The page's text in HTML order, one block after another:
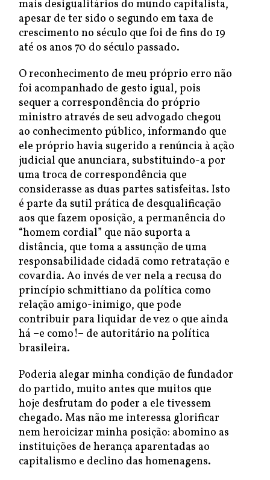
mais desigualitários do mundo capitalista,
apesar de ter sido o segundo em taxa de
crescimento no século que foi de fins do 19
até os anos 70 do século passado.
O reconhecimento de meu próprio erro não
foi acompanhado de gesto igual, pois
sequer a correspondência do próprio
ministro através de seu advogado chegou
ao conhecimento público, informando que
ele próprio havia sugerido a renúncia à ação
judicial que anunciara, substituindo-a por
uma troca de correspondência que
considerasse as duas partes satisfeitas. Isto
é parte da sutil prática de desqualificação
aos que fazem oposição, a permanência do
“homem cordial” que não suporta a
distância, que toma a assunção de uma
responsabilidade cidadã como retratação e
covardia. Ao invés de ver nela a recusa do
princípio schmittiano da política como
relação amigo-inimigo, que pode
contribuir para liquidar de vez o que ainda
há –e como!– de autoritário na política
brasileira.
Poderia alegar minha condição de fundador
do partido, muito antes que muitos que
hoje desfrutam do poder a ele tivessem
chegado. Mas não me interessa glorificar
nem heroicizar minha posição: abomino as
instituições de herança aparentadas ao
capitalismo e declino das homenagens.